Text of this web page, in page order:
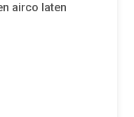
airco laten